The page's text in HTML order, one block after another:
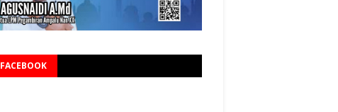
FACEBOOK